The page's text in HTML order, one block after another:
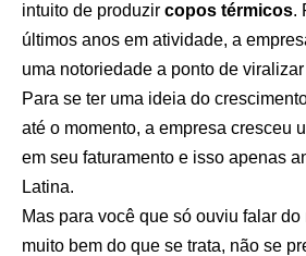
intuito de produzir copos térmicos.
últimos anos em atividade, a
uma notoriedade a ponto de
Para se ter uma ideia do
até o momento, a empresa cresceu
em seu faturamento e isso apenas
Latina.
Mas para você que só ouviu falar
muito bem do que se trata, não se